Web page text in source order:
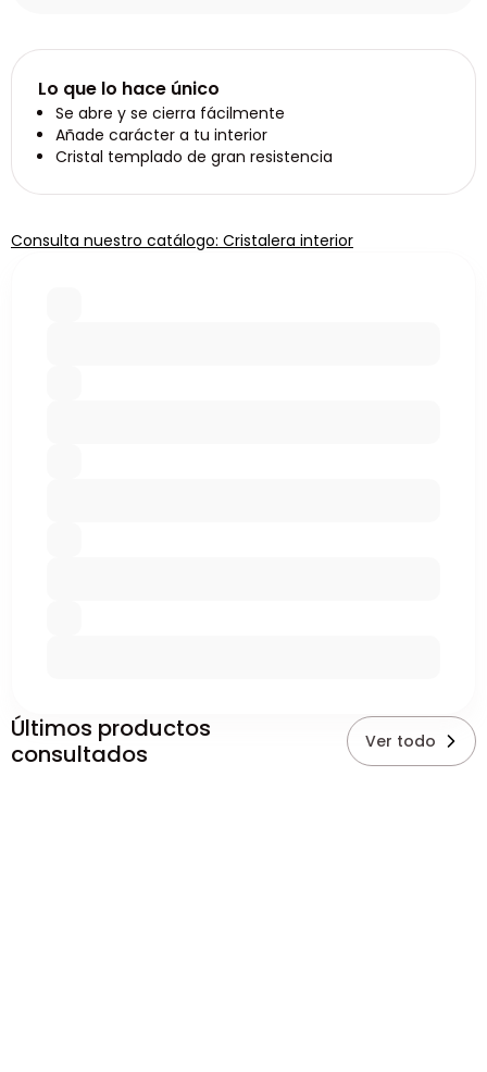
Lo que lo hace único
Se abre y se cierra fácilmente
Añade carácter a tu interior
Cristal templado de gran resistencia
Consulta nuestro catálogo: Cristalera interior
Últimos productos
consultados
Ver todo